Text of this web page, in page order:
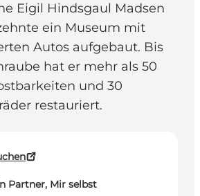
Eigil Hindsgaul Madsen
ein Museum mit
Autos aufgebaut. Bis
hat er mehr als 50
und 30
restauriert.
Partner, Mir selbst